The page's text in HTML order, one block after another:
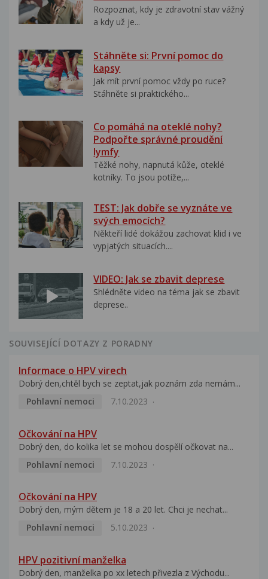
Rozpoznat, kdy je zdravotní stav vážný
a kdy už je...
Stáhněte si: První pomoc do
kapsy
Jak mít první pomoc vždy po ruce?
Stáhněte si praktického...
Co pomáhá na oteklé nohy?
Podpořte správné proudění
lymfy
Těžké nohy, napnutá kůže, oteklé
kotníky. To jsou potíže,...
TEST: Jak dobře se vyznáte ve
svých emocích?
Někteří lidé dokážou zachovat klid i ve
vypjatých situacích....
VIDEO: Jak se zbavit deprese
Shlédněte video na téma jak se zbavit
deprese..
SOUVISEJÍCÍ DOTAZY Z PORADNY
Informace o HPV virech
Dobrý den,chtěl bych se zeptat,jak poznám zda nemám...
Pohlavní nemoci
7.10.2023
Očkování na HPV
Dobrý den, do kolika let se mohou dospělí očkovat na...
Pohlavní nemoci
7.10.2023
Očkování na HPV
Dobrý den, mým dětem je 18 a 20 let. Chci je nechat...
Pohlavní nemoci
5.10.2023
HPV pozitivní manželka
Dobrý den, manželka po xx letech přivezla z Východu...